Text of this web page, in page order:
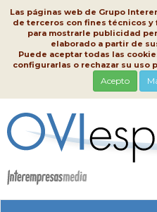
Las páginas web de Grupo
de terceros con fines técnicos
para mostrarle publicidad
elaborado a partir de
Puede aceptar todas las
configurarlas o rechazar su uso
Acepto